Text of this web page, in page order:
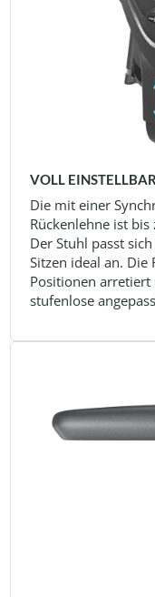
VOLL
Die mit einer
Rückenlehne ist
Der Stuhl passt
Sitzen ideal an. Die
Positionen arretiert
stufenlose